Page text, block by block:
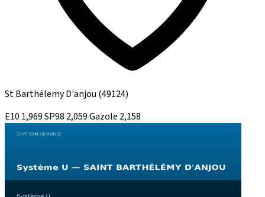
St Barthélemy D'anjou (49124)
E10 1,969SP98 2,059Gazole 2,158